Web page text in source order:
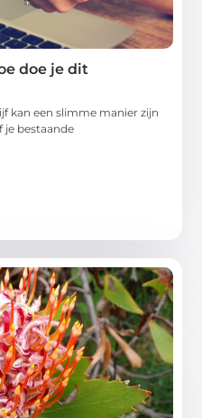
doe je dit
kan een slimme manier zijn
bestaande